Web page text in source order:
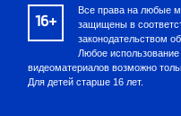
16+
Все права на любые
защищены в
законодательством
Любое
видеоматериалов возможно
Для детей старше 16 лет.